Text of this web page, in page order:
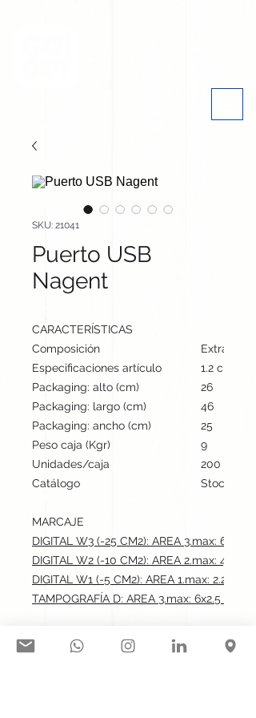
SKU: 21041
Puerto USB
Nagent
CARACTERÍSTICAS
Composición
Extractos
Especificaciones artículo
1.2 cm /
Packaging: alto (cm)
26
Packaging: largo (cm)
46
Packaging: ancho (cm)
25
Peso caja (Kgr)
9
Unidades/caja
200
Catálogo
Stock
MARCAJE
DIGITAL W3 (-25 CM2): AREA 3.max: 6x2.5
DIGITAL W2 (-10 CM2): AREA 2.max: 4x2.5
DIGITAL W1 (-5 CM2): AREA 1.max: 2.2x2.2
TAMPOGRAFÍA D: AREA 3.max: 6x2.5 cm